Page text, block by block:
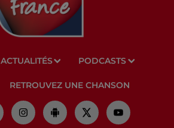
ACTUALITÉS PODCASTS
RETROUVEZ UNE CHANSON